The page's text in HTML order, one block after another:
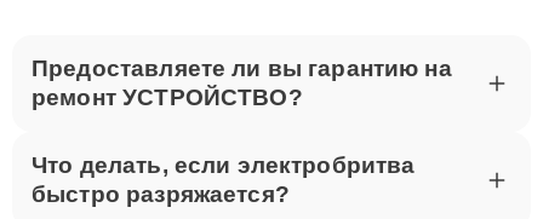
Предоставляете ли вы гарантию на
ремонт УСТРОЙСТВО?
Что делать, если электробритва
быстро разряжается?